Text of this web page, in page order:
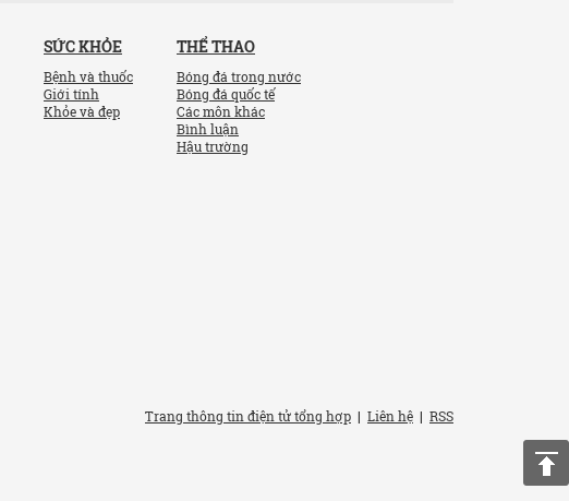
SỨC KHỎE
Bệnh và thuốc
Giới tính
Khỏe và đẹp
THỂ THAO
Bóng đá trong nước
Bóng đá quốc tế
Các môn khác
Bình luận
Hậu trường
Trang thông tin điện tử tổng hợp | Liên hệ | RSS